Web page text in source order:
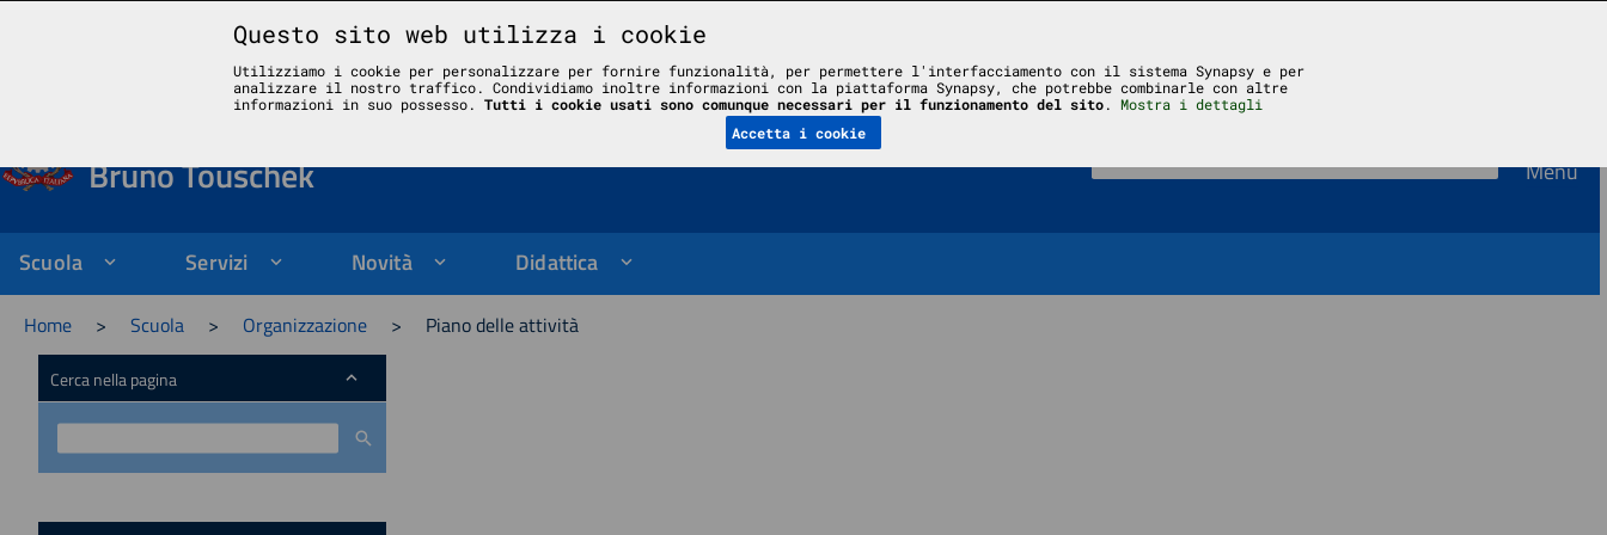
Liceo Scientifico Statale Bruno Touschek - Grottaferrata - Roma
Liceo Scientifico Statale
Bruno Touschek Menu
Scuola Servizi Novità Didattica
Home > Scuola > Organizzazione > Piano delle attività
Cerca nella pagina
Questo sito web utilizza i cookie
Utilizziamo i cookie per personalizzare per fornire funzionalità, per permettere l'interfacciamento con il sistema Synapsy e per
analizzare il nostro traffico. Condividiamo inoltre informazioni con la piattaforma Synapsy, che potrebbe combinarle con altre
informazioni in suo possesso. Tutti i cookie usati sono comunque necessari per il funzionamento del sito. Mostra i dettagli
Accetta i cookie